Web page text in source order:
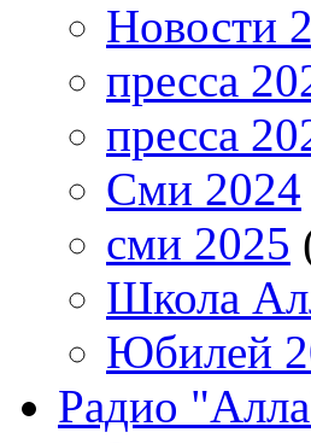
Новости
пресса
пресса
Сми 2024
сми 2025
Школа
Юбилей
Радио